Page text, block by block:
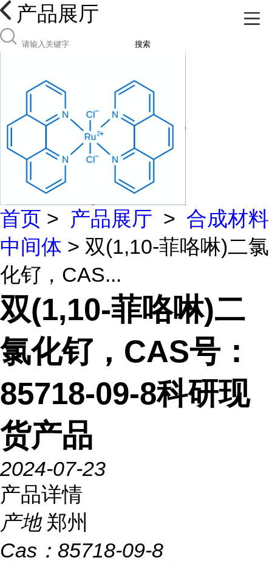
产品展厅
搜索
首页 > 产品展厅 > 合成材料
中间体 > 双(1,10-菲咯啉)二氯
化钌，CAS...
双(1,10-菲咯啉)二
氯化钌，CAS号：
85718-09-8科研现
货产品
2024-07-23
产品详情
产地 郑州
Cas： 85718-09-8